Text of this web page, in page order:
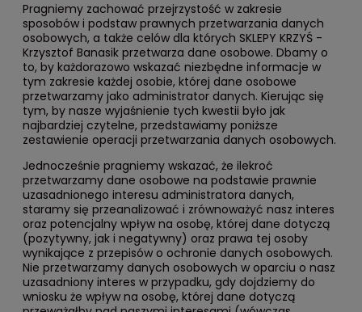
Pragniemy zachować przejrzystość w zakresie
sposobów i podstaw prawnych przetwarzania danych
osobowych, a także celów dla których SKLEPY KRZYŚ -
Krzysztof Banasik przetwarza dane osobowe. Dbamy o
to, by każdorazowo wskazać niezbędne informacje w
tym zakresie każdej osobie, której dane osobowe
przetwarzamy jako administrator danych. Kierując się
tym, by nasze wyjaśnienie tych kwestii było jak
najbardziej czytelne, przedstawiamy poniższe
zestawienie operacji przetwarzania danych osobowych.
Jednocześnie pragniemy wskazać, że ilekroć
przetwarzamy dane osobowe na podstawie prawnie
uzasadnionego interesu administratora danych,
staramy się przeanalizować i zrównoważyć nasz interes
oraz potencjalny wpływ na osobę, której dane dotyczą
(pozytywny, jak i negatywny) oraz prawa tej osoby
wynikające z przepisów o ochronie danych osobowych.
Nie przetwarzamy danych osobowych w oparciu o nasz
uzasadniony interes w przypadku, gdy dojdziemy do
wniosku że wpływ na osobę, której dane dotyczą